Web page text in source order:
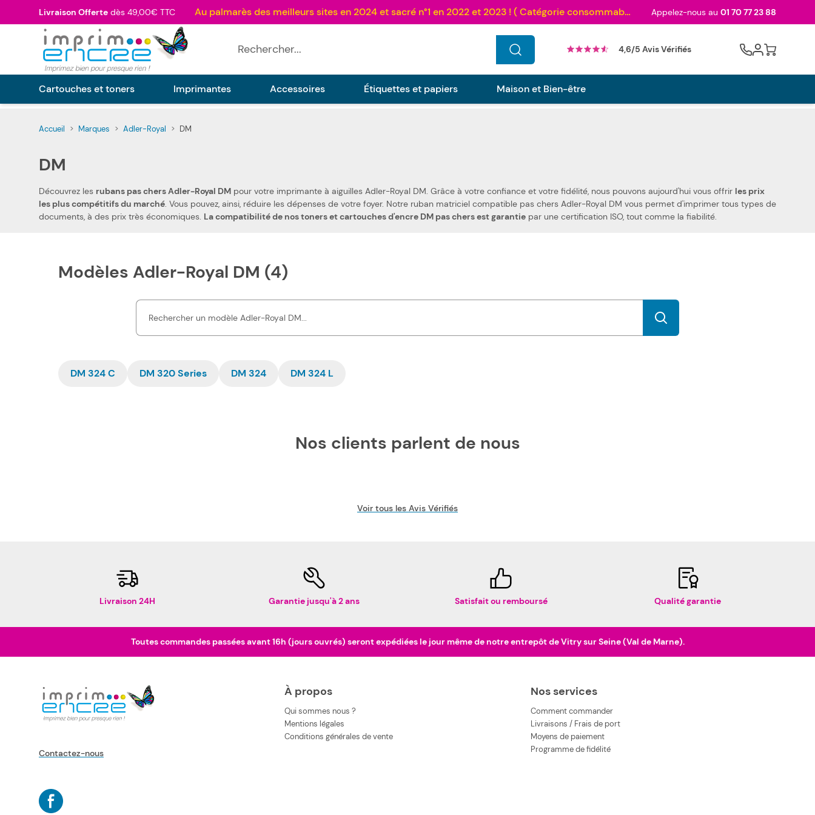
Livraison Offerte dès 49,00€ TTC Au palmarès des meilleurs sites en 2024 et sacré n°1 en 2022 et 2023 ! ( Catégorie consommables) Appelez-nous au 01 70 77 23 88
4,6/5 Avis Vérifiés Cart
Cartouches et toners Imprimantes Accessoires Étiquettes et papiers Maison et Bien-être
Accueil > Marques > Adler-Royal > DM
DM
Découvrez les rubans pas chers Adler-Royal DM pour votre imprimante à aiguilles Adler-Royal DM. Grâce à votre confiance et votre fidélité, nous pouvons aujourd'hui vous offrir les prix
les plus compétitifs du marché. Vous pouvez, ainsi, réduire les dépenses de votre foyer. Notre ruban matriciel compatible pas chers Adler-Royal DM vous permet d'imprimer tous types de
documents, à des prix très économiques. La compatibilité de nos toners et cartouches d'encre DM pas chers est garantie par une certification ISO, tout comme la fiabilité.
Modèles Adler-Royal DM (4)
DM 324 C DM 320 Series DM 324 DM 324 L
Nos clients parlent de nous
Voir tous les Avis Vérifiés
Livraison 24H Garantie jusqu'à 2 ans Satisfait ou remboursé Qualité garantie
Toutes commandes passées avant 16h (jours ouvrés) seront expédiées le jour même de notre entrepôt de Vitry sur Seine (Val de Marne).
Contactez-nous
À propos
Qui sommes nous ?
Mentions légales
Conditions générales de vente
Nos services
Comment commander
Livraisons / Frais de port
Moyens de paiement
Programme de fidélité